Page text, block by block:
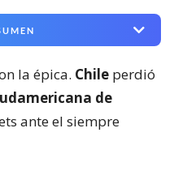
la épica. Chile perdió
de
ante el siempre